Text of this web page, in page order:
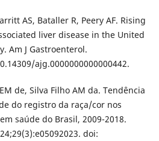
AS, Bataller R, Peery AF. Rising
liver disease in the United
Am J Gastroenterol.
ajg.0000000000000442.
de, Silva Filho AM da. Tendência
do registro da raça/cor nos
saúde do Brasil, 2009-2018.
doi: